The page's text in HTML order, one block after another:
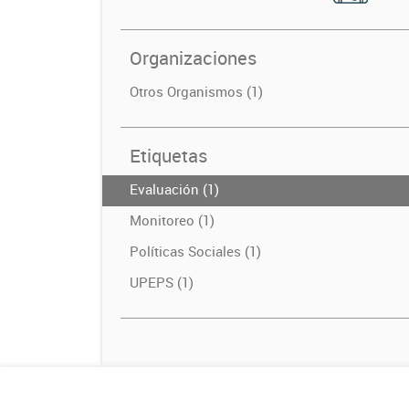
Organizaciones
Otros Organismos (1)
Etiquetas
Evaluación (1)
Monitoreo (1)
Políticas Sociales (1)
UPEPS (1)